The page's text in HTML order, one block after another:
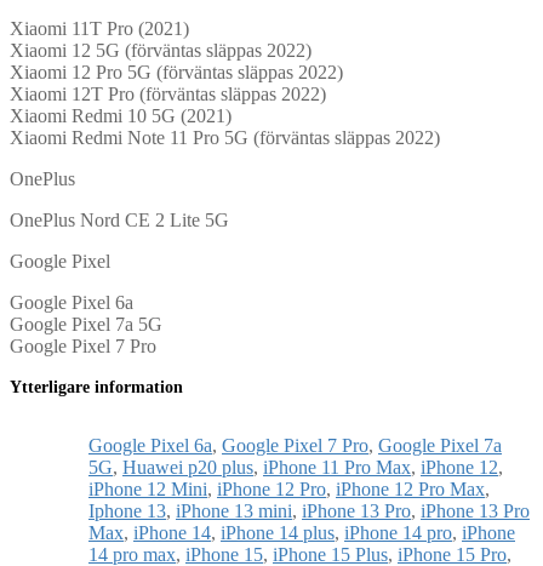
Xiaomi 11T Pro (2021)
Xiaomi 12 5G (förväntas släppas 2022)
Xiaomi 12 Pro 5G (förväntas släppas 2022)
Xiaomi 12T Pro (förväntas släppas 2022)
Xiaomi Redmi 10 5G (2021)
Xiaomi Redmi Note 11 Pro 5G (förväntas släppas 2022)
OnePlus
OnePlus Nord CE 2 Lite 5G
Google Pixel
Google Pixel 6a
Google Pixel 7a 5G
Google Pixel 7 Pro
Ytterligare information
Google Pixel 6a, Google Pixel 7 Pro, Google Pixel 7a
5G, Huawei p20 plus, iPhone 11 Pro Max, iPhone 12,
iPhone 12 Mini, iPhone 12 Pro, iPhone 12 Pro Max,
Iphone 13, iPhone 13 mini, iPhone 13 Pro, iPhone 13 Pro
Max, iPhone 14, iPhone 14 plus, iPhone 14 pro, iPhone
14 pro max, iPhone 15, iPhone 15 Plus, iPhone 15 Pro,